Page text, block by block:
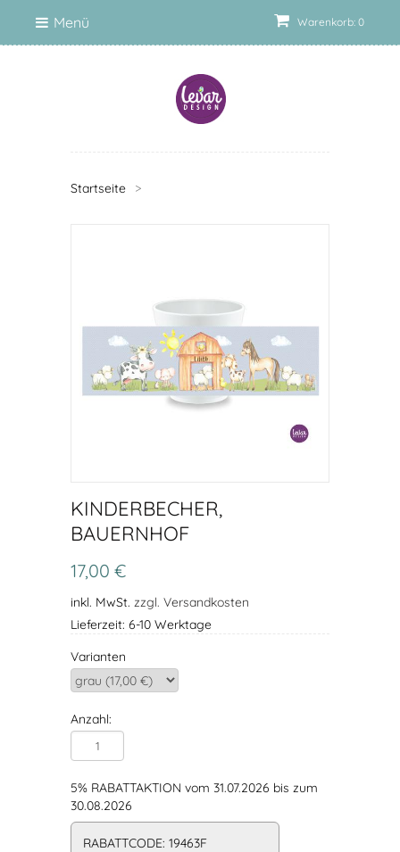
Warenkorb: 0
Menü
Startseite >
KINDERBECHER,
BAUERNHOF
17,00 €
inkl. MwSt. zzgl. Versandkosten
Lieferzeit: 6-10 Werktage
Varianten
Anzahl:
5% RABATTAKTION vom 31.07.2026 bis zum
30.08.2026
RABATTCODE: 19463F